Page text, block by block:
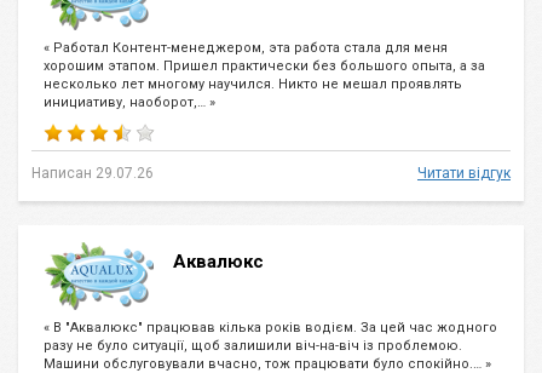
« Работал Контент-менеджером, эта работа стала для меня
хорошим этапом. Пришел практически без большого опыта, а за
несколько лет многому научился. Никто не мешал проявлять
инициативу, наоборот,… »
Написан 29.07.26 Читати відгук
Аквалюкс
« В "Аквалюкс" працював кілька років водієм. За цей час жодного
разу не було ситуації, щоб залишили віч-на-віч із проблемою.
Машини обслуговували вчасно, тож працювати було спокійно.… »